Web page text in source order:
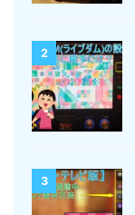
2
3